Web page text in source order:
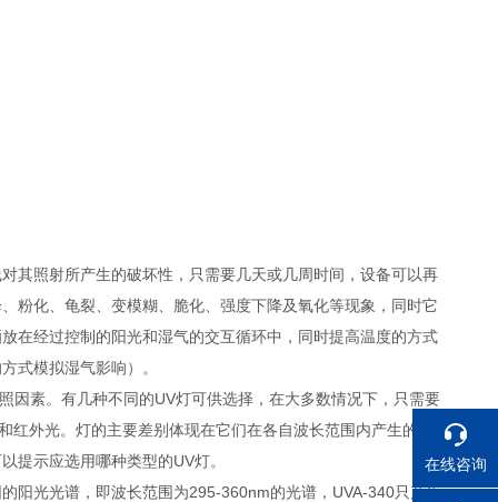
其照射所产生的破坏性，只需要几天或几周时间，设备可以再
粉化、龟裂、变模糊、脆化、强度下降及氧化等现象，同时它
在经过控制的阳光和湿气的交互循环中，同时提高温度的方式
式模拟湿气影响）。
因素。有几种不同的UV灯可供选择，在大多数情况下，只需要
外光。灯的主要差别体现在它们在各自波长范围内产生的UV
提示应选用哪种类型的UV灯。
阳光光谱，即波长范围为295-360nm的光谱，UVA-340只产生
在线咨询